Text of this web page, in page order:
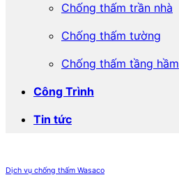
Chống thấm trần nhà
Chống thấm tường
Chống thấm tầng hầm
Công Trình
Tin tức
Dịch vụ chống thấm Wasaco